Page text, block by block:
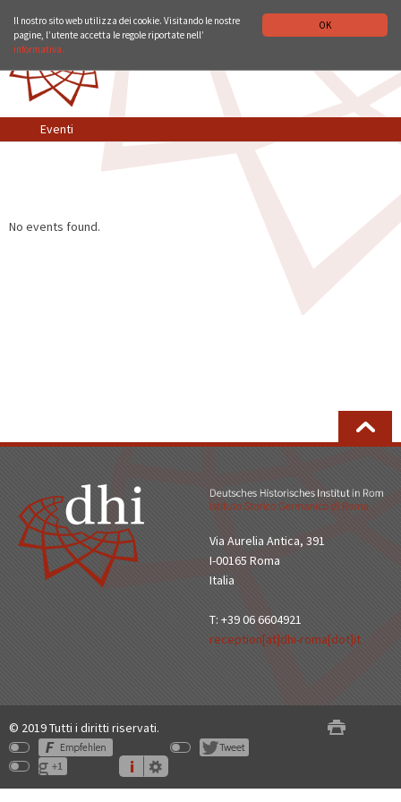
OK
Il nostro sito web utilizza dei cookie. Visitando le nostre
pagine, l’utente accetta le regole riportate nell’
informativa.
Eventi
No events found.
Via Aurelia Antica, 391
I-00165 Roma
Italia
T: +39 06 6604921
reception[at]dhi-roma[dot]it
© 2019 Tutti i diritti riservati.